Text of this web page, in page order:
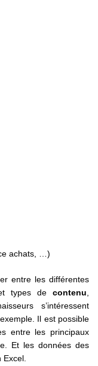
achats, …)
entre les différentes
types decontenu,
s’intéressent
Il est possible
entre les principaux
Et les données des
Excel.